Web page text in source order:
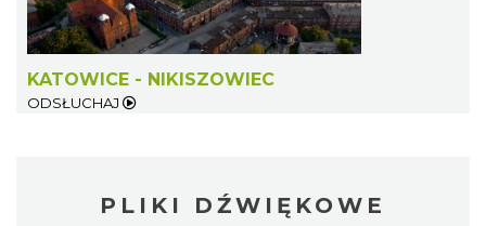
KATOWICE - NIKISZOWIEC
ODSŁUCHAJ
PLIKI DŹWIĘKOWE